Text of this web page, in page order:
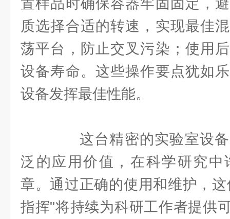
置样品时确保容器牢固固定，
质选择合适的转速，实现最佳
荡平台，防止交叉污染；使用
设备寿命。这些操作要点犹如
设备发挥最佳性能。
这台精密的实验室设备
泛的应用价值，在科学研究中
章。通过正确的使用和维护，
指挥"将持续为科研工作者提供